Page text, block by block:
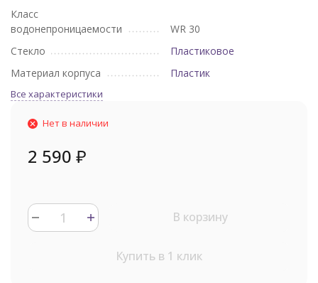
Класс
водонепроницаемости
WR 30
Стекло
Пластиковое
Материал корпуса
Пластик
Все характеристики
Нет в наличии
2 590 ₽
В корзину
Купить в 1 клик